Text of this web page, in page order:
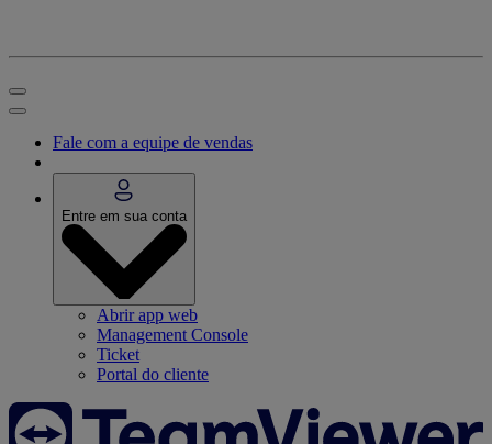
Fale com a equipe de vendas
Entre em sua conta
Abrir app web
Management Console
Ticket
Portal do cliente